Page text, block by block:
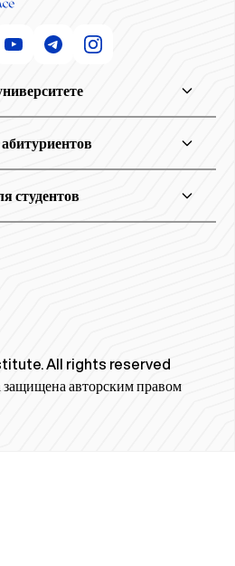
студентов
All rights reserved
авторским правом